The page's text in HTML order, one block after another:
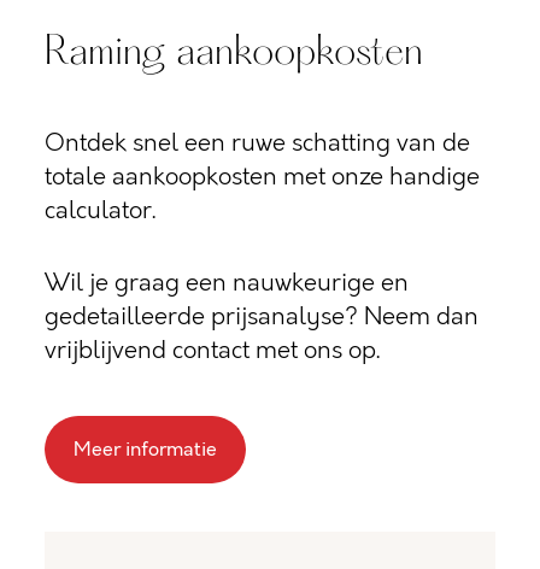
Raming aankoopkosten
Ontdek snel een ruwe schatting van de
totale aankoopkosten met onze handige
calculator.
Wil je graag een nauwkeurige en
gedetailleerde prijsanalyse? Neem dan
vrijblijvend contact met ons op.
Meer informatie